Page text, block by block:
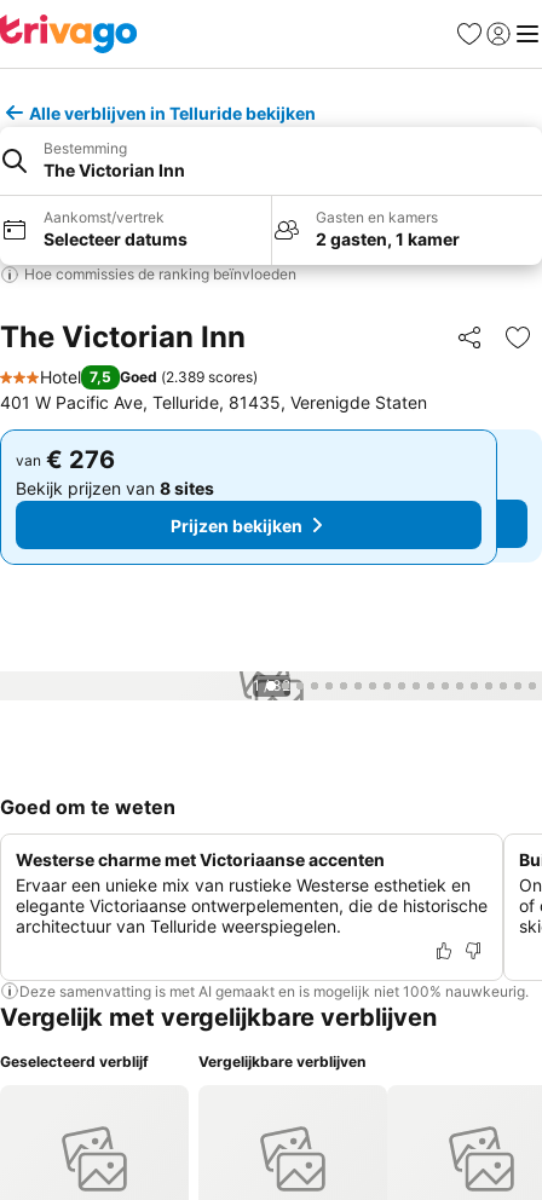
Favorieten
Alle verblijven in Telluride bekijken
Bestemming
The Victorian Inn
Aankomst/vertrek
Selecteer datums
Gasten en kamers
2 gasten, 1 kamer
Hoe commissies de ranking beïnvloeden
The Victorian Inn Delen
3 Sterren
Hotel 7,5 Goed (2.389 scores)
401 W Pacific Ave, Telluride, 81435, Verenigde Staten
van € 276
Bekijk prijzen van 8 sites
Prijzen bekijken
van € 276
Bekijk prijzen van 8 sites
Prijzen bekijken
1 / 32
Goed om te weten
Westerse charme met Victoriaanse accenten
Ervaar een unieke mix van rustieke Westerse esthetiek en
elegante Victoriaanse ontwerpelementen, die de historische
architectuur van Telluride weerspiegelen.
of
Deze samenvatting is met AI gemaakt en is mogelijk niet 100% nauwkeurig.
Vergelijk met vergelijkbare verblijven
Geselecteerd verblijf Vergelijkbare verblijven